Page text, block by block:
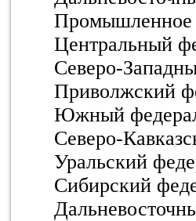
Промышленное
Центральный
Северо-
Приволжский
Южный
Северо-
Уральский
Сибирский